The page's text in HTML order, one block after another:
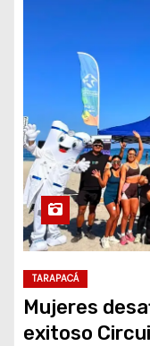
TARAPACÁ
Mujeres
exitoso